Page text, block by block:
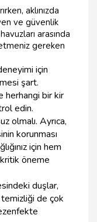
aklınızda
ve güvenlik
arasında
gereken
için
şart.
herhangi bir kir
edin.
olmalı. Ayrıca,
korunması
için hem
öneme
duşlar,
de çok